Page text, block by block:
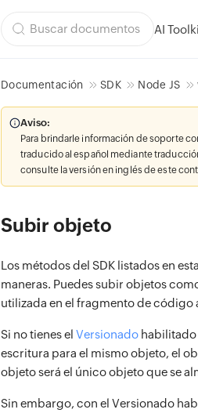
AI
Documentación SDK Node JS
Aviso:
Para brindarle información de soporte
traducido al español mediante
consulte la versión en inglés de este
Subir objeto
Los métodos del SDK listados en
maneras. Puedes subir objetos
utilizada en el fragmento de código
Si no tienes el Versionado
escritura para el mismo objeto, el
objeto será el único objeto que se
Sin embargo, con el Versionado